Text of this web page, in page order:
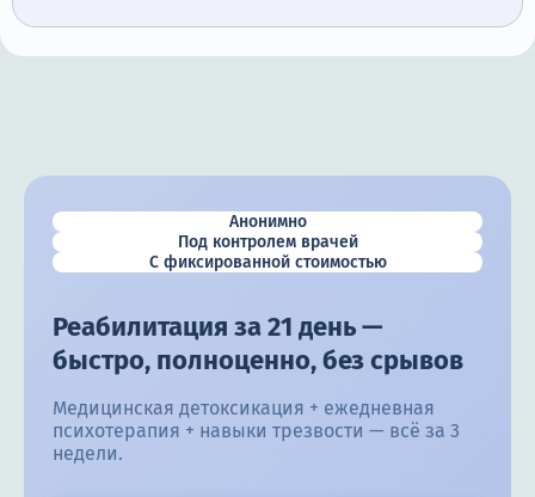
Анонимно
Под контролем врачей
С фиксированной стоимостью
Реабилитация за 21 день —
быстро, полноценно, без срывов
Медицинская детоксикация + ежедневная
психотерапия + навыки трезвости — всё за 3
недели.